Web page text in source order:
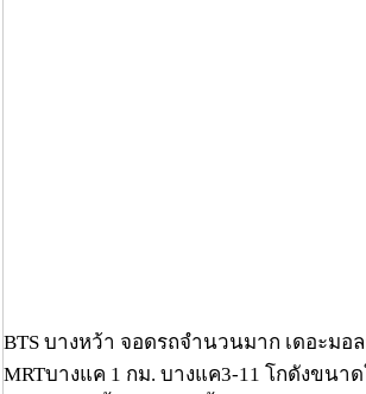
BTS บางหว้า จอดรถจำนวนมาก เดอะมอ
MRTบางแค 1 กม. บางแค3-11 โกดังขนา